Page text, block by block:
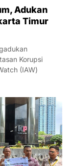
Adukan
Timur
Korupsi
(IAW)